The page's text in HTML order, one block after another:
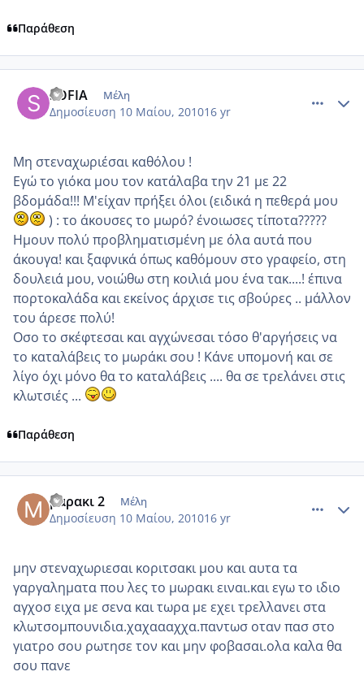
Παράθεση
SOFIA Μέλη
Δημοσίευση 10 Μαίου, 201016 yr
Mη στεναχωριέσαι καθόλου !
Εγώ το γιόκα μου τον κατάλαβα την 21 με 22
βδομάδα!!! Μ'είχαν πρήξει όλοι (ειδικά η πεθερά μου
) : το άκουσες το μωρό? ένοιωσες τίποτα?????
Ημουν πολύ προβληματισμένη με όλα αυτά που
άκουγα! και ξαφνικά όπως καθόμουν στο γραφείο, στη
δουλειά μου, νοιώθω στη κοιλιά μου ένα τακ....! έπινα
πορτοκαλάδα και εκείνος άρχισε τις σβούρες .. μάλλον
του άρεσε πολύ!
Οσο το σκέφτεσαι και αγχώνεσαι τόσο θ'αργήσεις να
το καταλάβεις το μωράκι σου ! Κάνε υπομονή και σε
λίγο όχι μόνο θα το καταλάβεις .... θα σε τρελάνει στις
κλωτσιές ...
Παράθεση
μαρακι 2 Μέλη
Δημοσίευση 10 Μαίου, 201016 yr
μην στεναχωριεσαι κοριτσακι μου και αυτα τα
γαργαληματα που λες το μωρακι ειναι.και εγω το ιδιο
αγχοσ ειχα με σενα και τωρα με εχει τρελλανει στα
κλωτσομπουνιδια.χαχαααχχα.παντωσ οταν πασ στο
γιατρο σου ρωτησε τον και μην φοβασαι.ολα καλα θα
σου πανε